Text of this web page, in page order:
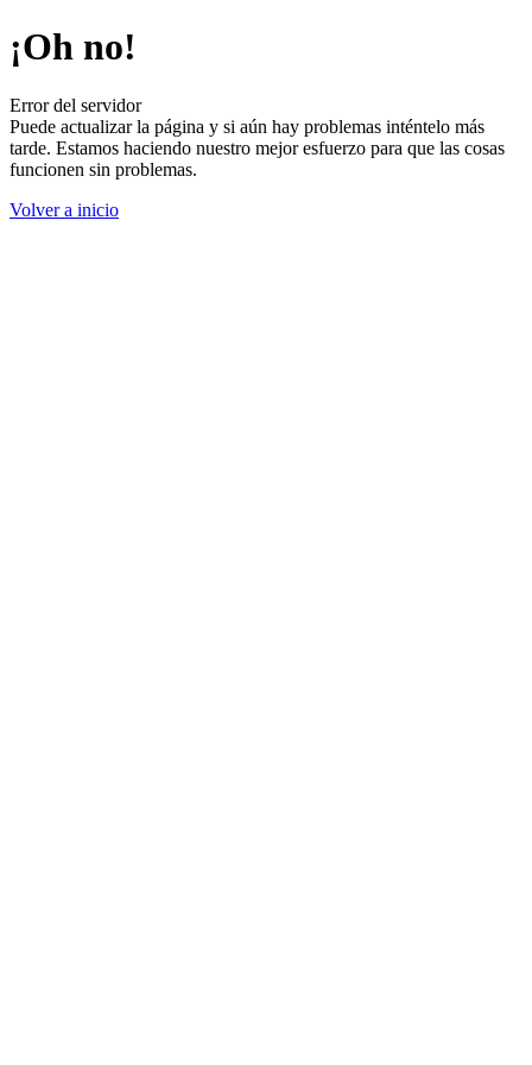
¡Oh no!
Error del servidor
Puede actualizar la página y si aún hay problemas inténtelo más
tarde. Estamos haciendo nuestro mejor esfuerzo para que las cosas
funcionen sin problemas.
Volver a inicio